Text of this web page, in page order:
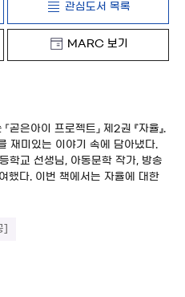
관심도서 목록
MARC 보기
은아이 프로젝트」 제2권 『자율』.
재미있는 이야기 속에 담아냈다.
학교 선생님, 아동문학 작가, 방송
했다. 이번 책에서는 자율에 대한